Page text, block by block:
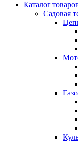
Каталог
Садовая